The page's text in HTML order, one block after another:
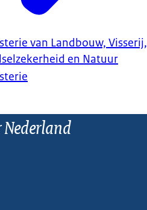
van Landbouw, Visserij,
en Natuur